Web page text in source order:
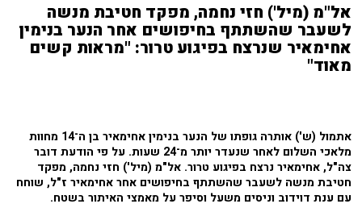
אל"מ (מיל') חזי נחמה, מפקד חטיבת מנשה
לשעבר שהשתתף בחיפושים אחר הנער בנימין
אחימאיר שנרצח בפיגוע טרור: "מראות קשים
מאוד"
אתמול (ש') אותרה גופתו של הנער בנימין אחימאיר בן ה־14 מחוות
מלאכי השלום לאחר שנעדר יותר מ־24 שעות. על פי הודעת דובר
צה"ל, אחימאיר נרצח בפיגוע טרור. אל"מ (מיל') חזי נחמה, מפקד
חטיבת מנשה לשעבר שהשתתף בחיפושים אחר אחימאיר ז"ל, שוחח
עם ענת דוידוב וניסים משעל וסיפר על מאמצי האיתור בשטח.